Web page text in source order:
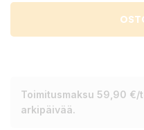
Toimitusmaksu 59,90
arkipäivää.